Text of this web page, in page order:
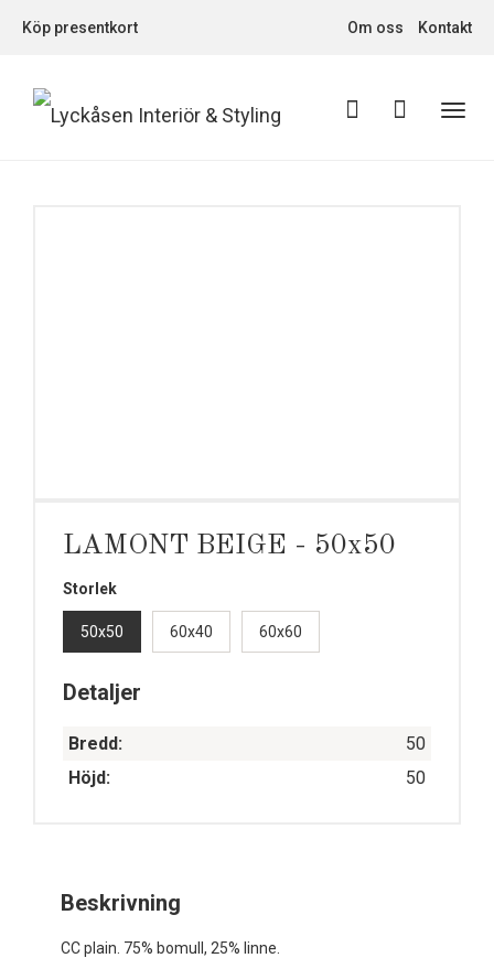
Köp presentkort Om oss Kontakt
LAMONT BEIGE - 50x50
Storlek
50x50 60x40 60x60
Detaljer
Bredd:
50
Höjd:
50
Beskrivning
CC plain. 75% bomull, 25% linne.